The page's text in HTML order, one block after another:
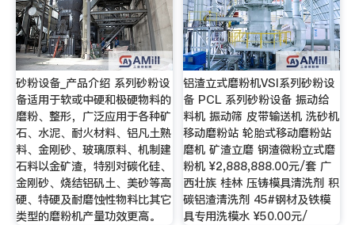
砂粉设备_产品介绍 系列砂粉设
备适用于软或中硬和极硬物料的
磨粉、整形，广泛应用于各种矿
石、水泥、耐火材料、铝凡土熟
料、金刚砂、玻璃原料、机制建
石料以金矿渣，特别对碳化硅、
金刚砂、烧结铝矾土、美砂等高
硬、特硬及耐磨蚀性物料比其它
类型的磨粉机产量功效更高。
铝渣立式磨粉机VSI系列砂粉设
备 PCL 系列砂粉设备 振动给
料机 振动筛 皮带输送机 洗砂机
移动磨粉站 轮胎式移动磨粉站
磨机 矿渣立磨 钢渣微粉立式磨
粉机 ¥2,888,888.00元/套 广
西壮族 桂林 压铸模具清洗剂 积
碳铝渣清洗剂 45#钢材及铁模
具专用洗模水 ¥50.00元/